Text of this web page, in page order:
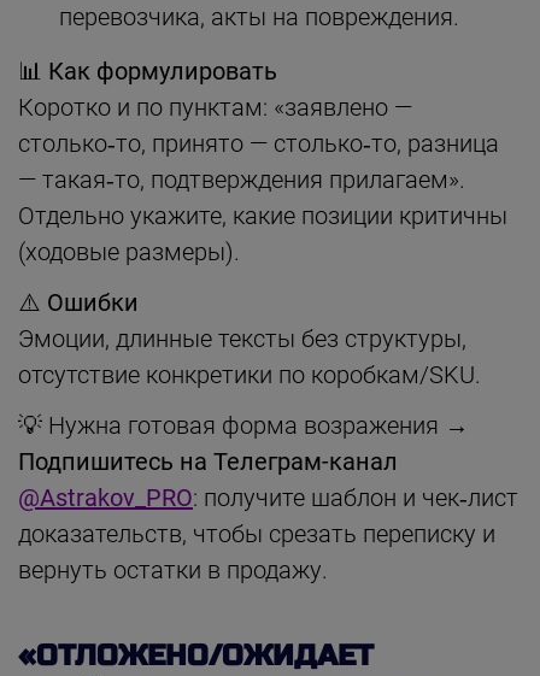
перевозчика, акты на повреждения.
📊 Как формулировать
Коротко и по пунктам: «заявлено —
столько‑то, принято — столько‑то, разница
— такая‑то, подтверждения прилагаем».
Отдельно укажите, какие позиции критичны
(ходовые размеры).
⚠️ Ошибки
Эмоции, длинные тексты без структуры,
отсутствие конкретики по коробкам/SKU.
💡 Нужна готовая форма возражения →
Подпишитесь на Телеграм-канал
@Astrakov_PRO: получите шаблон и чек‑лист
доказательств, чтобы срезать переписку и
вернуть остатки в продажу.
«ОТЛОЖЕНО/ОЖИДАЕТ